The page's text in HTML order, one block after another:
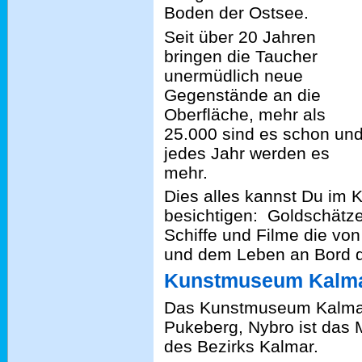
Boden der Ostsee.
Seit über 20 Jahren
bringen die Taucher
unermüdlich neue
Gegenstände an die
Oberfläche, mehr als
25.000 sind es schon
jedes Jahr werden es
mehr.
Dies alles kannst Du im
besichtigen:
Schiffe und Filme die
und dem Leben an Bord
Kunstmuseum
Das Kunstmuseum
Pukeberg, Nybro ist das
des Bezirks Kalmar.